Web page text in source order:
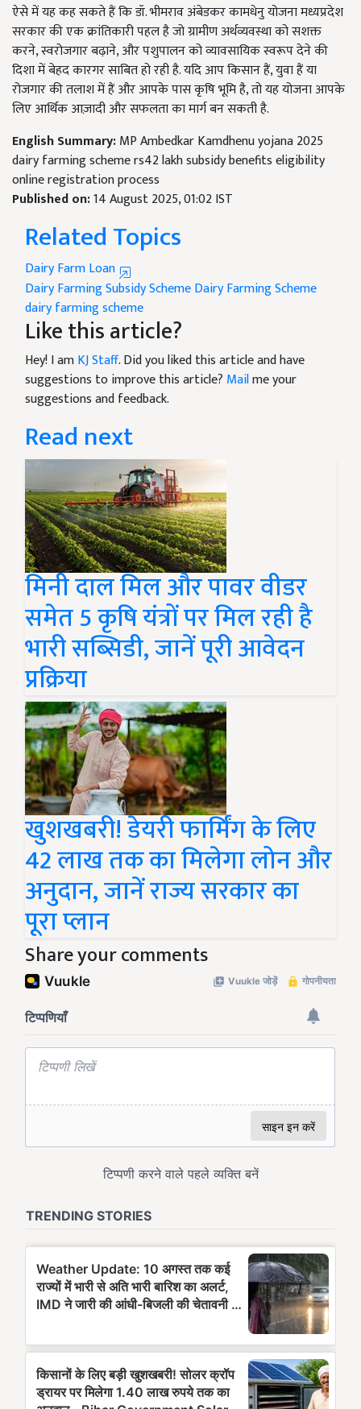
ऐसे में यह कह सकते हैं कि डॉ. भीमराव अंबेडकर कामधेनु योजना मध्यप्रदेश
सरकार की एक क्रांतिकारी पहल है जो ग्रामीण अर्थव्यवस्था को सशक्त
करने, स्वरोजगार बढ़ाने, और पशुपालन को व्यावसायिक स्वरूप देने की
दिशा में बेहद कारगर साबित हो रही है. यदि आप किसान हैं, युवा हैं या
रोजगार की तलाश में हैं और आपके पास कृषि भूमि है, तो यह योजना आपके
लिए आर्थिक आज़ादी और सफलता का मार्ग बन सकती है.
English Summary:MP Ambedkar Kamdhenu yojana 2025
dairy farming scheme rs42 lakh subsidy benefits eligibility
online registration process
Published on:14 August 2025, 01:02 IST
Related Topics
Dairy Farm Loan
Dairy Farming Subsidy SchemeDairy Farming Scheme
dairy farming scheme
Like this article?
Hey! I amKJ Staff. Did you liked this article and have
suggestions to improve this article? Mailme your
suggestions and feedback.
Read next
मिनी दाल मिल और पावर वीडर
समेत 5 कृषि यंत्रों पर मिल रही है
भारी सब्सिडी, जानें पूरी आवेदन
प्रक्रिया
खुशखबरी! डेयरी फार्मिंग के लिए
42 लाख तक का मिलेगा लोन और
अनुदान, जानें राज्य सरकार का
पूरा प्लान
Share your comments